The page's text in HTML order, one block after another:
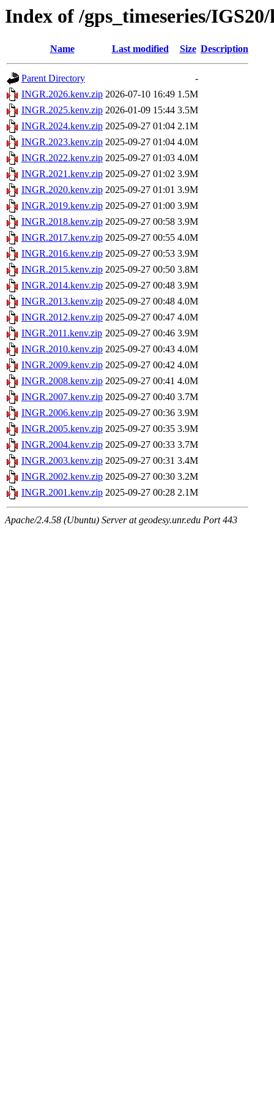
Index of /gps_timeseries/
Name Last modified Size Description
Parent Directory
-
INGR.2026.kenv.zip 2026-07-10 16:49 1.5M
INGR.2025.kenv.zip 2026-01-09 15:44 3.5M
INGR.2024.kenv.zip 2025-09-27 01:04 2.1M
INGR.2023.kenv.zip 2025-09-27 01:04 4.0M
INGR.2022.kenv.zip 2025-09-27 01:03 4.0M
INGR.2021.kenv.zip 2025-09-27 01:02 3.9M
INGR.2020.kenv.zip 2025-09-27 01:01 3.9M
INGR.2019.kenv.zip 2025-09-27 01:00 3.9M
INGR.2018.kenv.zip 2025-09-27 00:58 3.9M
INGR.2017.kenv.zip 2025-09-27 00:55 4.0M
INGR.2016.kenv.zip 2025-09-27 00:53 3.9M
INGR.2015.kenv.zip 2025-09-27 00:50 3.8M
INGR.2014.kenv.zip 2025-09-27 00:48 3.9M
INGR.2013.kenv.zip 2025-09-27 00:48 4.0M
INGR.2012.kenv.zip 2025-09-27 00:47 4.0M
INGR.2011.kenv.zip 2025-09-27 00:46 3.9M
INGR.2010.kenv.zip 2025-09-27 00:43 4.0M
INGR.2009.kenv.zip 2025-09-27 00:42 4.0M
INGR.2008.kenv.zip 2025-09-27 00:41 4.0M
INGR.2007.kenv.zip 2025-09-27 00:40 3.7M
INGR.2006.kenv.zip 2025-09-27 00:36 3.9M
INGR.2005.kenv.zip 2025-09-27 00:35 3.9M
INGR.2004.kenv.zip 2025-09-27 00:33 3.7M
INGR.2003.kenv.zip 2025-09-27 00:31 3.4M
INGR.2002.kenv.zip 2025-09-27 00:30 3.2M
INGR.2001.kenv.zip 2025-09-27 00:28 2.1M
Apache/2.4.58 (Ubuntu) Server at geodesy.unr.edu Port 443